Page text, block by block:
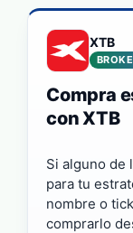
XTB
Compra
con XTB
Si alguno de
para tu
nombre o
comprarlo